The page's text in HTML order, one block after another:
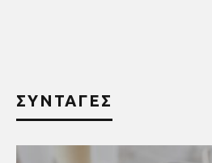
ΣΥΝΤΑΓΕΣ